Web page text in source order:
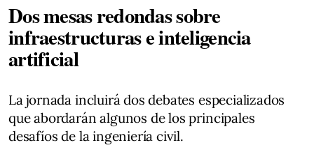
Dos mesas redondas sobre
infraestructuras e inteligencia
artificial
La jornada incluirá dos debates especializados
que abordarán algunos de los principales
desafíos de la ingeniería civil.